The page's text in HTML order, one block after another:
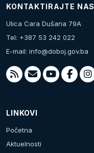
KONTAKTIRAJTE NAS
Ulica Cara Dušana 79A
Tel: +387 53 242 022
E-mail: info@doboj.gov.ba
LINKOVI
Početna
Aktuelnosti